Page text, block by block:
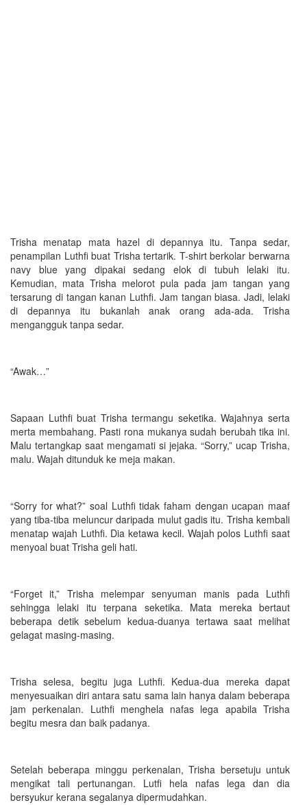
Trisha menatap mata hazel di depannya itu. Tanpa sedar,
penampilan Luthfi buat Trisha tertarik. T-shirt berkolar berwarna
navy blue yang dipakai sedang elok di tubuh lelaki itu.
Kemudian, mata Trisha melorot pula pada jam tangan yang
tersarung di tangan kanan Luthfi. Jam tangan biasa. Jadi, lelaki
di depannya itu bukanlah anak orang ada-ada. Trisha
mengangguk tanpa sedar.
“Awak…”
Sapaan Luthfi buat Trisha termangu seketika. Wajahnya serta
merta membahang. Pasti rona mukanya sudah berubah tika ini.
Malu tertangkap saat mengamati si jejaka. “Sorry,” ucap Trisha,
malu. Wajah ditunduk ke meja makan.
“Sorry for what?” soal Luthfi tidak faham dengan ucapan maaf
yang tiba-tiba meluncur daripada mulut gadis itu. Trisha kembali
menatap wajah Luthfi. Dia ketawa kecil. Wajah polos Luthfi saat
menyoal buat Trisha geli hati.
“Forget it,” Trisha melempar senyuman manis pada Luthfi
sehingga lelaki itu terpana seketika. Mata mereka bertaut
beberapa detik sebelum kedua-duanya tertawa saat melihat
gelagat masing-masing.
Trisha selesa, begitu juga Luthfi. Kedua-dua mereka dapat
menyesuaikan diri antara satu sama lain hanya dalam beberapa
jam perkenalan. Luthfi menghela nafas lega apabila Trisha
begitu mesra dan baik padanya.
Setelah beberapa minggu perkenalan, Trisha bersetuju untuk
mengikat tali pertunangan. Lutfi hela nafas lega dan dia
bersyukur kerana segalanya dipermudahkan.